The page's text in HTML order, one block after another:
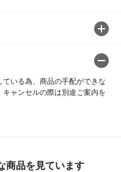
いる為、商品の手配ができな
ャンセルの際は別途ご案内を
商品を見ています